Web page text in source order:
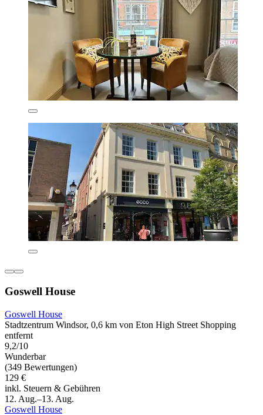
Goswell House
Goswell House
Stadtzentrum Windsor, 0,6 km von Eton High Street Shopping
entfernt
9,2/10
Wunderbar
(349 Bewertungen)
129 €
inkl. Steuern & Gebühren
12. Aug.–13. Aug.
Goswell House